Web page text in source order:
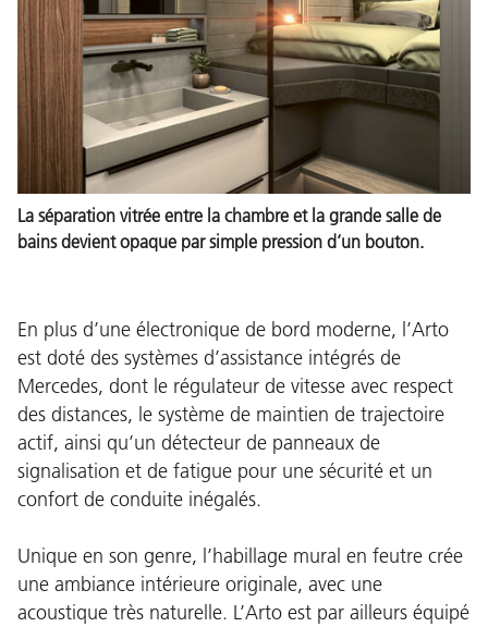
La séparation vitrée entre la chambre et la grande salle de
bains devient opaque par simple pression d’un bouton.
En plus d’une électronique de bord moderne, l’Arto
est doté des systèmes d’assistance intégrés de
Mercedes, dont le régulateur de vitesse avec respect
des distances, le système de maintien de trajectoire
actif, ainsi qu’un détecteur de panneaux de
signalisation et de fatigue pour une sécurité et un
confort de conduite inégalés.
Unique en son genre, l’habillage mural en feutre crée
une ambiance intérieure originale, avec une
acoustique très naturelle. L’Arto est par ailleurs équipé